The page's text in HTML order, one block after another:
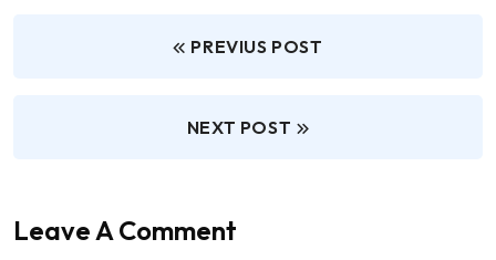
PREVIUS POST
NEXT POST
Leave A Comment